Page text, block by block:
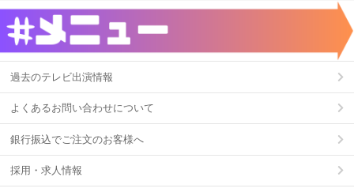
過去のテレビ出演情報
よくあるお問い合わせについて
銀行振込でご注文のお客様へ
採用・求人情報